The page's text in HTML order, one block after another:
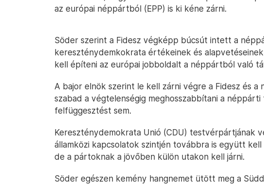
az európai néppártból (EPP) is ki kéne zárni.
Söder szerint a Fidesz végképp búcsút intett a
kereszténydemkokrata értékeinek és
kell építeni az európai jobboldalt a néppártból való
A bajor elnök szerint le kell zárni végre a Fidesz és
szabad a végtelenségig meghosszabbítani a
felfüggesztést sem.
Kereszténydemokrata Unió (CDU) testvérpártjának
államközi kapcsolatok szintjén továbbra is együtt
de a pártoknak a jövőben külön utakon kell járni.
Söder egészen kemény hangnemet ütött meg a